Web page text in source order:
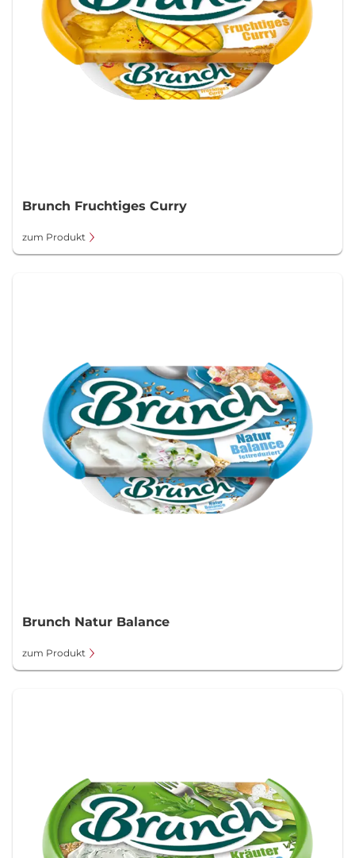
Brunch Fruchtiges Curry
zum Produkt
Brunch Natur Balance
zum Produkt